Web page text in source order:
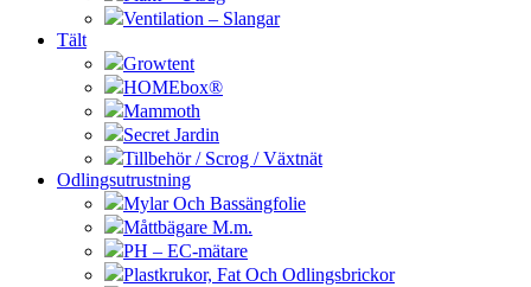
Ventilation – Slangar
Tält
Growtent
HOMEbox®
Mammoth
Secret Jardin
Tillbehör / Scrog / Växtnät
Odlingsutrustning
Mylar Och Bassängfolie
Måttbägare M.m.
PH – EC-mätare
Plastkrukor, Fat Och Odlingsbrickor